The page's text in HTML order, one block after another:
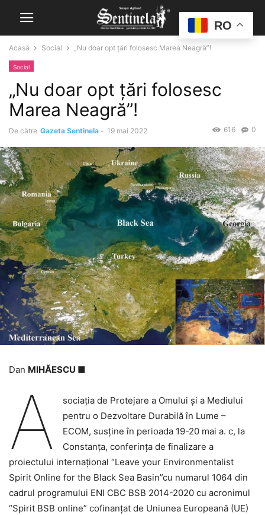
Acasă Social „Nu doar opt țări folosesc Marea Neagră”!
Social
„Nu doar opt țări folosesc
Marea Neagră”!
De către Gazeta Sentinela - 19 mai 2022 0
616
Dan MIHĂESCU ■
A
sociaţia de Protejare a Omului şi a Mediului
pentru o Dezvoltare Durabilă în Lume –
ECOM, susţine în perioada 19-20 mai a. c, la
Constanţa, conferinţa de finalizare a
proiectului internaţional “Leave your Environmentalist
Spirit Online for the Black Sea Basin”cu numarul 1064 din
cadrul programului ENI CBC BSB 2014-2020 cu acronimul
“Spirit BSB online” cofinanţat de Uniunea Europeană (UE)
RO